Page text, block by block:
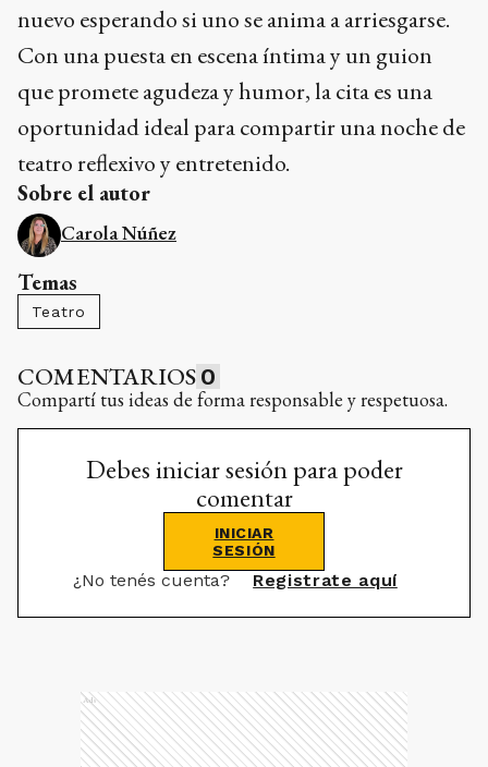
nuevo esperando si uno se anima a arriesgarse.
Con una puesta en escena íntima y un guion
que promete agudeza y humor, la cita es una
oportunidad ideal para compartir una noche de
teatro reflexivo y entretenido.
Sobre el autor
Carola Núñez
Temas
Teatro
COMENTARIOS 0
Compartí tus ideas de forma responsable y respetuosa.
Debes iniciar sesión para poder
comentar
INICIAR
SESIÓN
¿No tenés cuenta? Registrate aquí
Ads